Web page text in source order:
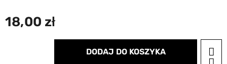
18,00 zł
DODAJ DO KOSZYKA